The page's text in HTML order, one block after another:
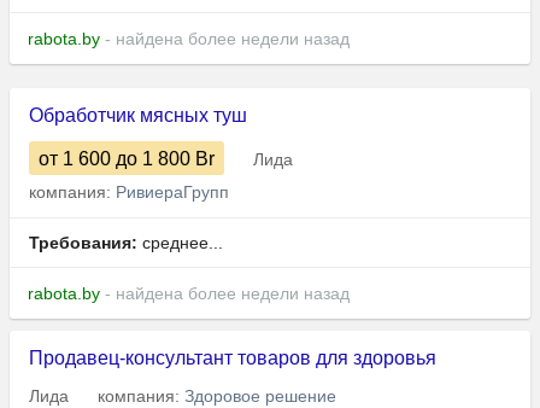
rabota.by - найдена более недели назад
Обработчик мясных туш
от 1 600 до 1 800 Br
Лида
компания: РивиераГрупп
Требования: среднее...
rabota.by - найдена более недели назад
Продавец-консультант товаров для здоровья
Лида компания: Здоровое решение